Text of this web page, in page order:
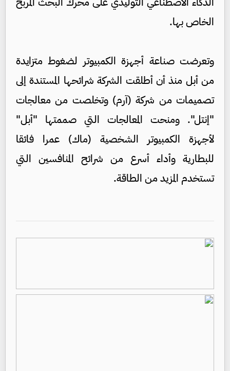
الخاص بها.
وتعرضت صناعة أجهزة الكمبيوتر لضغوط متزايدة
من أبل منذ أن أطلقت الشركة شرائحها المستندة إلى
تصميمات من شركة (آرم) وتخلصت من معالجات
"إنتل". ومنحت المعالجات التي صممتها "أبل"
لأجهزة الكمبيوتر الشخصية (ماك) عمرا فائقا
للبطارية وأداء أسرع من شرائح المنافسين التي
تستخدم المزيد من الطاقة.